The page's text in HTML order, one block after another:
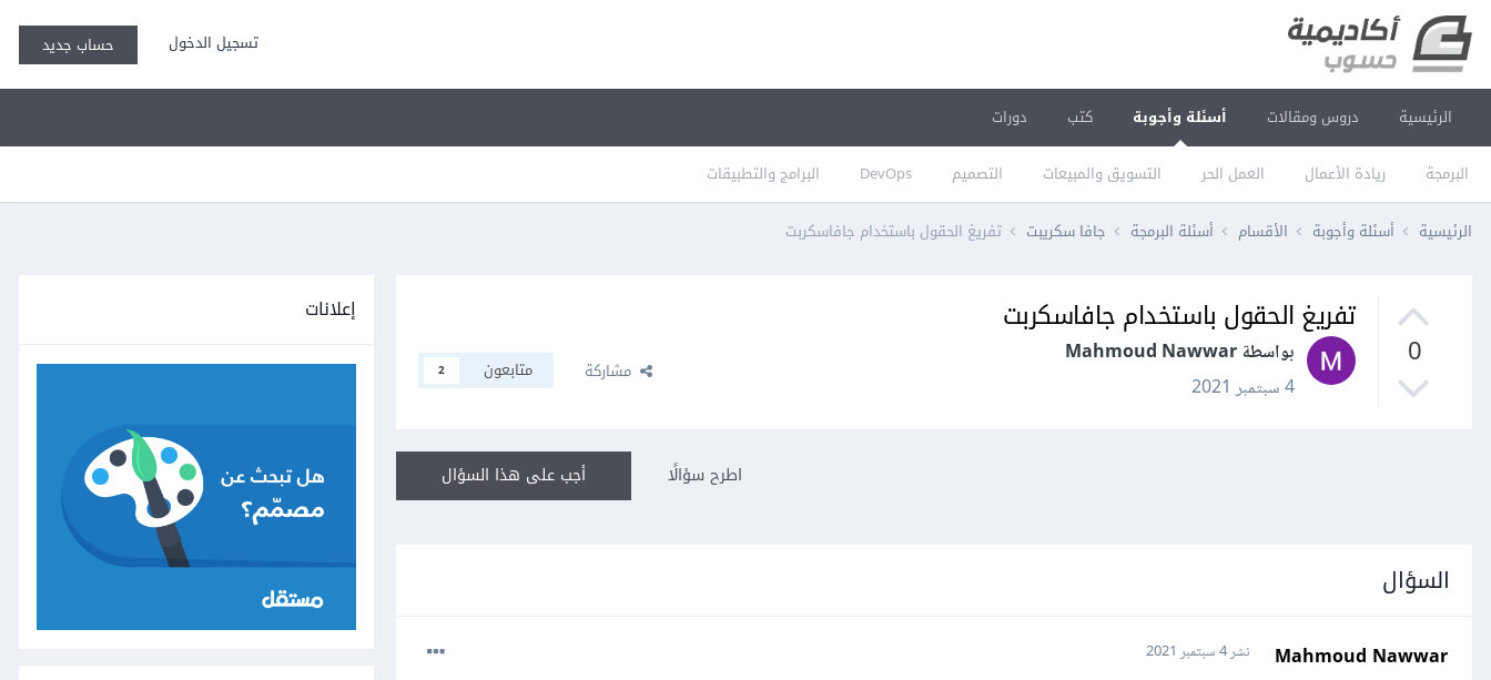
تسجيل الدخول حساب جديد
الرئيسية دروس ومقالات أسئلة وأجوبة
البرمجة ريادة الأعمال العمل الحر التسويق والمبيعات التصميم DevOps البرامج والتطبيقات
كتب دورات
الرئيسية أسئلة وأجوبة الأقسام أسئلة البرمجة جافا سكريبت تفريغ الحقول باستخدام جافاسكربت
0
تفريغ الحقول باستخدام جافاسكربت
بواسطة Mahmoud Nawwar
4 سبتمبر 2021
مشاركة متابعون 2
أجب على هذا السؤال اطرح سؤالًا
السؤال
Mahmoud Nawwar نشر4 سبتمبر 2021
إعلانات